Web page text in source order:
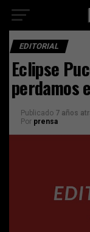
EDITORIAL
Eclipse
perdamos
Publicado 7 años
Por prensa